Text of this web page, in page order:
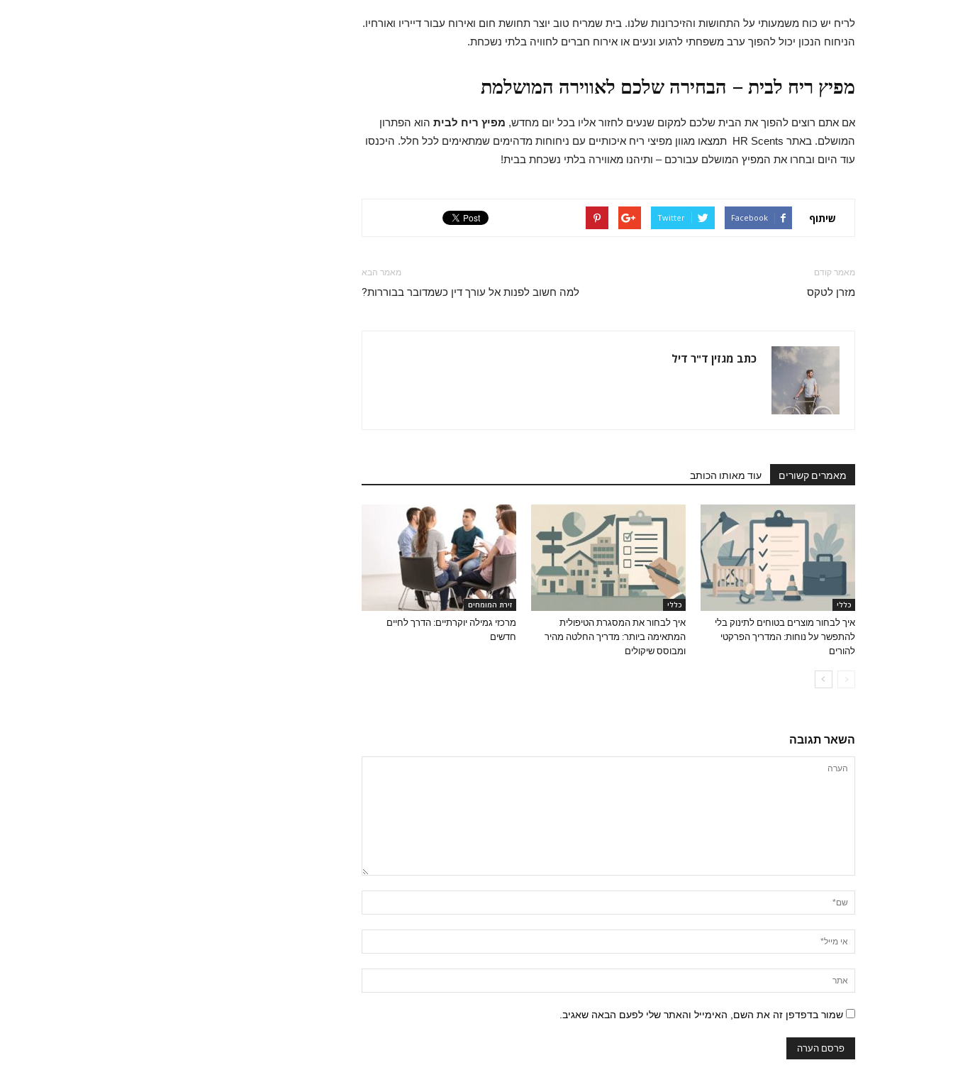
לריח יש כוח משמעותי על התחושות והזיכרונות שלנו. בית שמריח טוב יוצר תחושת חום ואירוח עבור דייריו ואורחיו.
הניחוח הנכון יכול להפוך ערב משפחתי לרגוע ונעים או אירוח חברים לחוויה בלתי נשכחת.
מפיץ ריח לבית – הבחירה שלכם לאווירה המושלמת
אם אתם רוצים להפוך את הבית שלכם למקום שנעים לחזור אליו בכל יום מחדש, מפיץ ריח לבית הוא הפתרון
המושלם. באתר HR Scents תמצאו מגוון מפיצי ריח איכותיים עם ניחוחות מדהימים שמתאימים לכל חלל. היכנסו
עוד היום ובחרו את המפיץ המושלם עבורכם – ותיהנו מאווירה בלתי נשכחת בבית!
שיתוף Facebook
Twitter
מאמר קודם
מזרן לטקס
מאמר הבא
למה חשוב לפנות אל עורך דין כשמדובר בבוררות?
כתב מגזין ד"ר דיל
מאמרים קשורים עוד מאותו הכותב
כללי
איך לבחור מוצרים בטוחים לתינוק בלי
להתפשר על נוחות: המדריך הפרקטי
להורים
כללי
איך לבחור את המסגרת הטיפולית
המתאימה ביותר: מדריך החלטה מהיר
ומבוסס שיקולים
זירת המומחים
מרכזי גמילה יוקרתיים: הדרך לחיים
חדשים
השאר תגובה
שמור בדפדפן זה את השם, האימייל והאתר שלי לפעם הבאה שאגיב.